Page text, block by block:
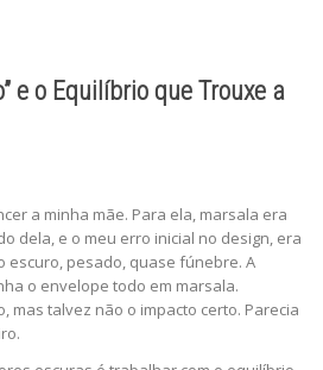
e o Equilíbrio que Trouxe a
a minha mãe. Para ela, marsala era
dela, e o meu erro inicial no design, era
escuro, pesado, quase fúnebre. A
o envelope todo em marsala.
mas talvez não o impacto certo. Parecia